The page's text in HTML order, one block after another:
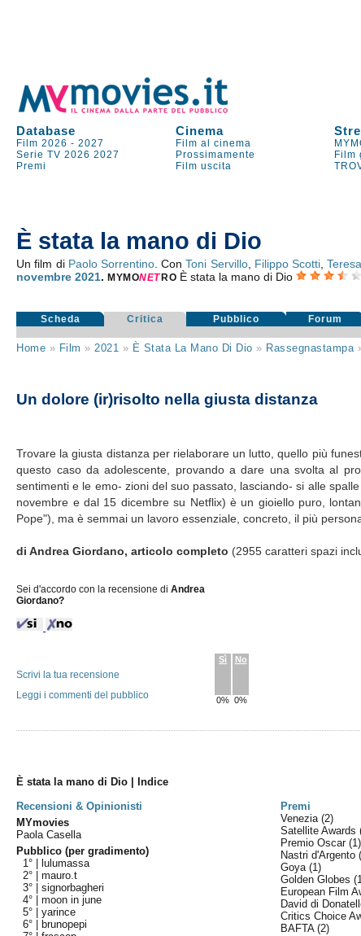
Database Cinema
Film 2026 -2027 Film al cinema
Serie TV 2026 2027 Prossimamente Film
Premi
Film uscita
È stata la mano di Dio
Un film di Paolo Sorrentino . ConToni Servillo, Filippo Scotti ,
novembre 2021.MYMONET RO È stata la mano di Dio
Scheda Critica Pubblico Forum
Home » Film » 2021 » È Stata La Mano Di Dio » Rassegnastampa
Un dolore (ir)risolto nella giusta distanza
Trovare la giusta distanza per rielaborare un lutto, quello più
questo caso da adolescente, provando a dare una svolta al
sentimenti e le emo- zioni del suo passato, lasciando- si alle
novembre e dal 15 dicembre su Netflix) è un gioiello puro,
Pope"), ma è semmai un lavoro essenziale, concreto, il più
di Andrea Giordano, articolo completo (2955 caratteri spazi
Sei d'accordo con la recensione diAndrea
Giordano?
Sì
0%
No
0%
Scrivi la tua recensione
Leggi i commenti del pubblico
È stata la mano di Dio | Indice
Recensioni & Opinionisti
Premi
MYmovies
Paola Casella
Pubblico (per gradimento)
1° |
lulumassa
2° |mauro.t
3° |signorbagheri
4° |moon in june
5° |yarince
6° |
brunopepi
Venezia(2)
Satellite Awards
Premio Oscar(1)
Nastri d'Argento
Goya(1)
Golden Globes
European Film
David di
Critics Choice
BAFTA(2)